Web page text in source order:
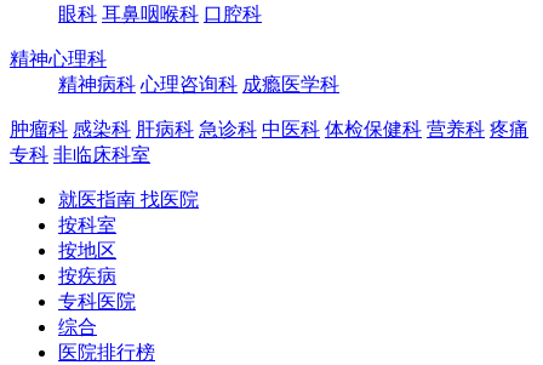
眼科 耳鼻咽喉科 口腔科
精神心理科
精神病科 心理咨询科 成瘾医学科
肿瘤科 感染科 肝病科 急诊科 中医科 体检保健科 营养科 疼痛
专科 非临床科室
就医指南 找医院
按科室
按地区
按疾病
专科医院
综合
医院排行榜